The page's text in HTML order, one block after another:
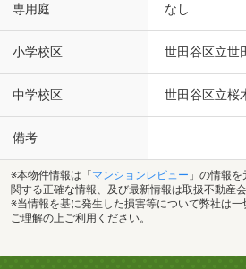
専用庭 なし
小学校区 世田谷区立世
中学校区 世田谷区立桜
備考
※本物件情報は「 マンションレビュー 」の情報
関する正確な情報、及び最新情報は取扱不動産
※当情報を基に発生した損害等について弊社は
ご理解の上ご利用ください。